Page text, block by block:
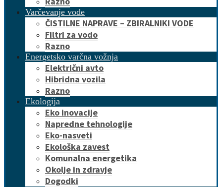
Varčevanje vode
ČISTILNE NAPRAVE – ZBIRALNIKI VODE
Filtri za vodo
Razno
Energetsko varčna vožnja
Električni avto
Hibridna vozila
Razno
Ekologija
Eko inovacije
Napredne tehnologije
Eko-nasveti
Ekološka zavest
Komunalna energetika
Okolje in zdravje
Dogodki